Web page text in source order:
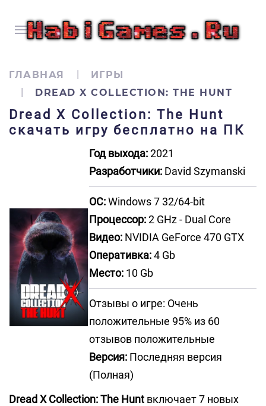
ГЛАВНАЯ
ИГРЫ
DREAD X COLLECTION: THE HUNT
Dread X Collection: The Hunt
скачать игру бесплатно на ПК
Год выхода:2021
Разработчики: David Szymanski
ОС:Windows 7 32/64-bit
Процессор:2 GHz - Dual Core
Видео: NVIDIA GeForce 470 GTX
Оперативка:4 Gb
Место: 10 Gb
Отзывы о игре: Очень
положительные 95% из 60
отзывов положительные
Версия: Последняя версия
(Полная)
Dread X Collection: The Hunt включает 7 новых